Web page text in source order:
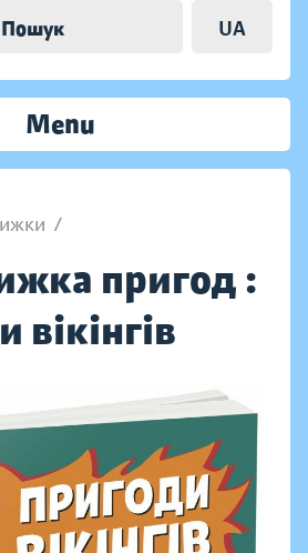
Пошук UA
Menu
/
пригод :